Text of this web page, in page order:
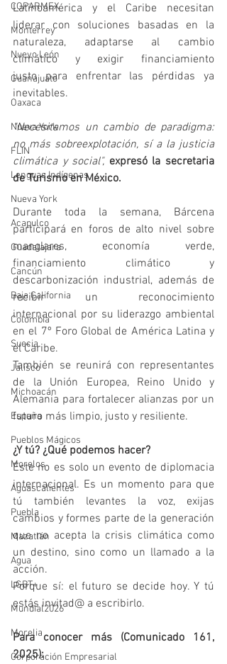
COPARMEX
Monterrey
Nuevo León
Guanajuato
Oaxaca
Nueva York
FLIN
Lenguas Indígenas
Nueva York
Acapulco
Guadalajara
Cancún
Baja California
Colombia
Suecia
Jalisco
Michoacán
España
Pueblos Mágicos
Morelos
Aguascalientes
Puebla
Mazatlán
Agua
LGBT+
Mundial2026
Morelia
Corporación Empresarial
Latinoamérica y el Caribe necesitan
liderar con soluciones basadas en la
naturaleza, adaptarse al cambio
climático y exigir financiamiento
justo para enfrentar las pérdidas ya
inevitables.
"Necesitamos un cambio de paradigma:
no más sobreexplotación, sí a la justicia
climática y social", expresó la secretaria
de Turismo en México.
Durante toda la semana, Bárcena
participará en foros de alto nivel sobre
manglares, economía verde,
financiamiento climático y
descarbonización industrial, además de
recibir un reconocimiento
internacional por su liderazgo ambiental
en el 7º Foro Global de América Latina y
el Caribe.
También se reunirá con representantes
de la Unión Europea, Reino Unido y
Alemania para fortalecer alianzas por un
futuro más limpio, justo y resiliente.
¿Y tú? ¿Qué podemos hacer?
Este no es solo un evento de diplomacia
internacional. Es un momento para que
tú también levantes la voz, exijas
cambios y formes parte de la generación
que no acepta la crisis climática como
un destino, sino como un llamado a la
acción.
Porque sí: el futuro se decide hoy. Y tú
estás invitad@ a escribirlo.
Para conocer más (Comunicado 161,
2025):